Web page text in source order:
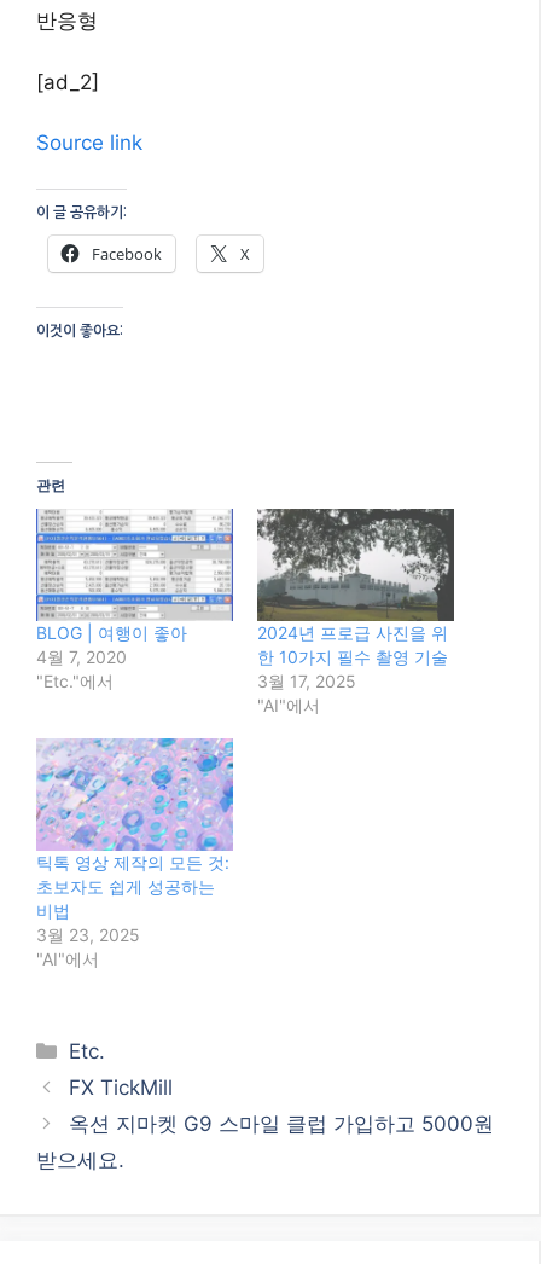
반응형
[ad_2]
Source link
이 글 공유하기:
Facebook X
이것이 좋아요:
관련
BLOG | 여행이 좋아
4월 7, 2020
"Etc."에서
2024년 프로급 사진을 위
한 10가지 필수 촬영 기술
3월 17, 2025
"AI"에서
틱톡 영상 제작의 모든 것:
초보자도 쉽게 성공하는
비법
3월 23, 2025
"AI"에서
Categories
Etc.
FX TickMill
옥션 지마켓 G9 스마일 클럽 가입하고 5000원
받으세요.